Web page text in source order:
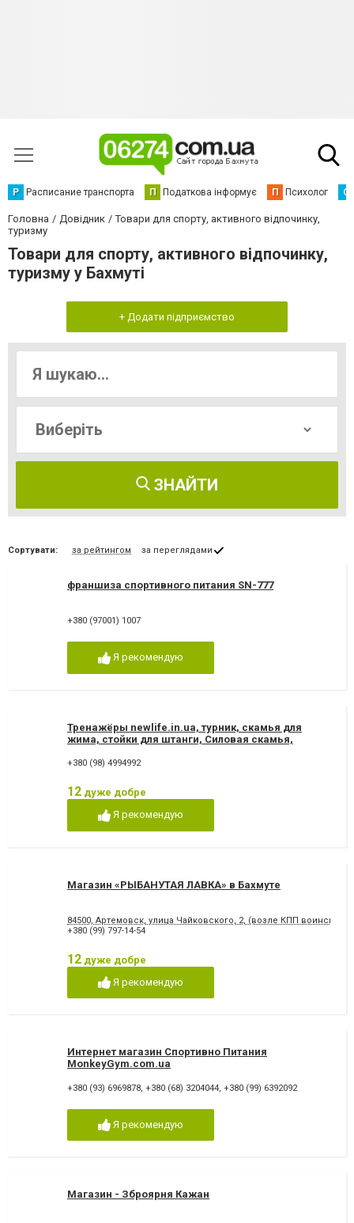
Р Расписание транспорта П Податкова інформує П Психолог С
Головна Довідник
Товари для спорту, активного відпочинку,
туризму
Товари для спорту, активного відпочинку,
туризму у Бахмуті
+ Додати підприємство
ЗНАЙТИ
Сортувати: за рейтингом за переглядами
франшиза спортивного питания SN-777
+380 (97001) 1007
Я рекомендую
Тренажёры newlife.in.ua, турник, скамья для
жима, стойки для штанги, Силовая скамья,
+380 (98) 4994992
12 дуже добре
Я рекомендую
Магазин «РЫБАНУТАЯ ЛАВКА» в Бахмуте
84500, Артемовск, улица Чайковского, 2, (возле КПП воинской
+380 (99) 797-14-54
12 дуже добре
Я рекомендую
Интернет магазин Спортивно Питания
MonkeyGym.com.ua
+380 (93) 6969878 +380 (68) 3204044 +380 (99) 6392092
Я рекомендую
Магазин - Зброярня Кажан